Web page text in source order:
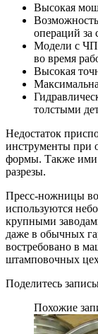
Высокая
операций за
Модели с
во время
Высокая
толстыми
Недостаток
инструменты при
формы. Также ими
разрезы.
Пресс-ножницы
используются
крупными
даже в обычных
востребовано в
штамповочных
Поделитесь
Похожие